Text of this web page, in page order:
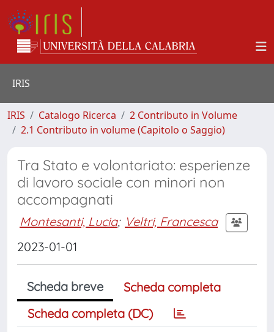
IRIS
IRIS Catalogo Ricerca
2 Contributo in Volume
2.1 Contributo in volume (Capitolo o Saggio)
Tra Stato e volontariato: esperienze
di lavoro sociale con minori non
accompagnati
Montesanti, Lucia; Veltri, Francesca
2023-01-01
Scheda breve
Scheda completa
Scheda completa (DC)